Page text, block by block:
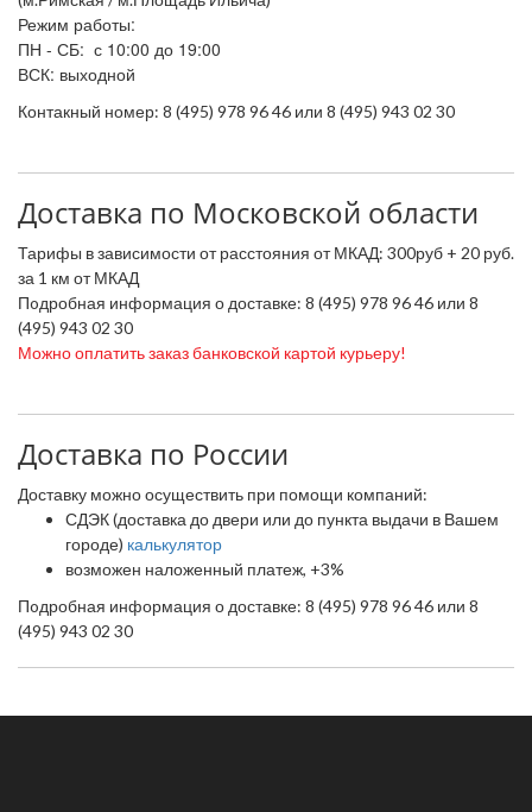
Режим работы:
ПН - СБ: с 10:00 до 19:00
ВСК: выходной
Контакный номер: 8 (495) 978 96 46 или 8 (495) 943 02 30
Доставка по Московской области
Тарифы в зависимости от расстояния от МКАД: 300руб + 20 руб.
за 1 км от МКАД
Пoдробная информация о доставке: 8 (495) 978 96 46 или 8
(495) 943 02 30
Можно оплатить заказ банковской картой курьеру!
Доставка по России
Доставку можно осуществить при помощи компаний:
СДЭК (доставка до двери или до пункта выдачи в Вашем
городе) калькулятор
возможен наложенный платеж, +3%
Пoдробная информация о доставке: 8 (495) 978 96 46 или 8
(495) 943 02 30